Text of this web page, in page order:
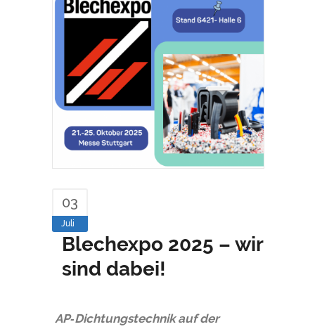
03
Juli
Blechexpo 2025 – wir
sind dabei!
AP‑Dichtungstechnik auf der